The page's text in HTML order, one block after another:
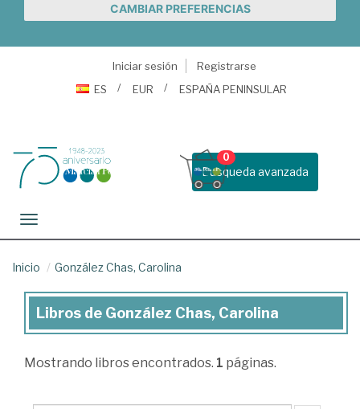
CAMBIAR PREFERENCIAS
Iniciar sesión
Registrarse
ES
EUR ESPAÑA PENINSULAR
Busqueda avanzada
0
Toggle navigation
Inicio González Chas, Carolina
Libros
González
Libros de González Chas, Carolina
Mostrando libros encontrados. 1 páginas.